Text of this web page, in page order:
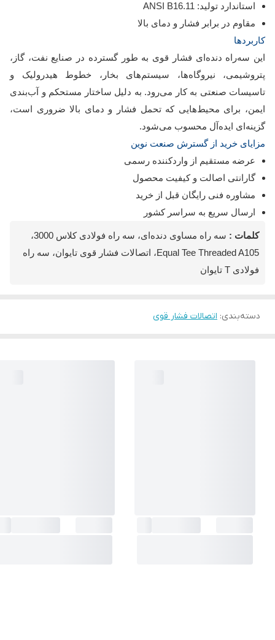
استاندارد تولید: ANSI B16.11
مقاوم در برابر فشار و دمای بالا
کاربردها
این سه‌راه دنده‌ای فشار قوی به طور گسترده در صنایع نفت، گاز،
پتروشیمی، نیروگاه‌ها، سیستم‌های بخار، خطوط هیدرولیک و
تاسیسات صنعتی به کار می‌رود. به دلیل ساختار مستحکم و آب‌بندی
ایمن، برای محیط‌هایی که تحمل فشار و دمای بالا ضروری است،
گزینه‌ای ایده‌آل محسوب می‌شود.
مزایای خرید از گسترش صنعت نوین
عرضه مستقیم از واردکننده رسمی
گارانتی اصالت و کیفیت محصول
مشاوره فنی رایگان قبل از خرید
ارسال سریع به سراسر کشور
کلمات :
سه راه مساوی دنده‌ای، سه راه فولادی کلاس 3000،
Equal Tee Threaded A105، اتصالات فشار قوی تایوان، سه راه
فولادی T تایوان
دسته‌بندی: اتصالات فشار قوی